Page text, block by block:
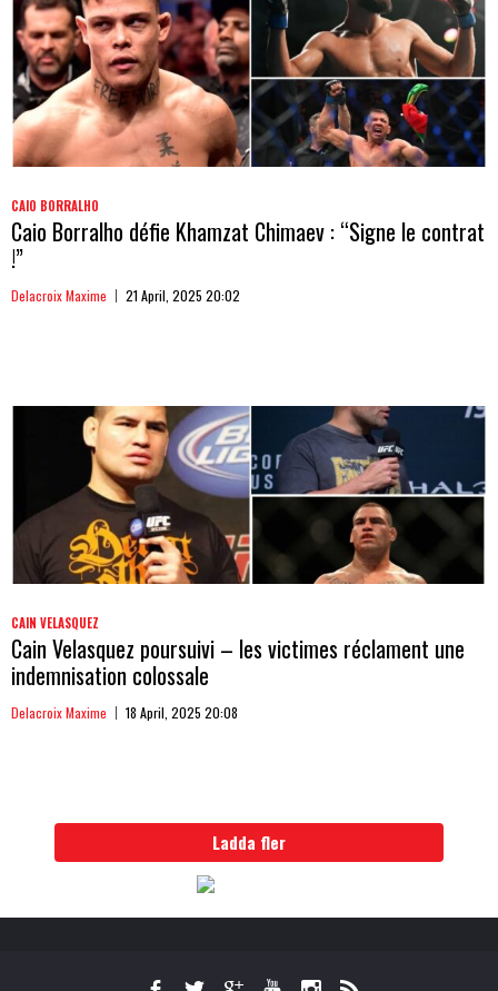
CAIO BORRALHO
Caio Borralho défie Khamzat Chimaev : “Signe le contrat
!”
Delacroix Maxime 21 April, 2025 20:02
CAIN VELASQUEZ
Cain Velasquez poursuivi – les victimes réclament une
indemnisation colossale
Delacroix Maxime 18 April, 2025 20:08
Ladda fler